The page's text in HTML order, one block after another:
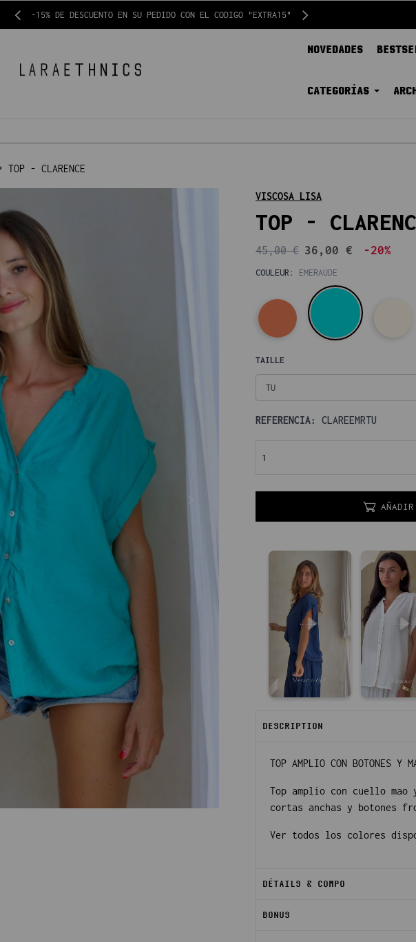
-15% DE DESCUENTO EN SU PEDIDO CON EL CODIGO "EXTRA15"
NOVEDADES
CATEGORÍAS
TOP - CLARENCE
VISCOSA LISA
TOP -
45,00 € 36,00 € -20%
COULEUR: EMERAUDE
TAILLE
TU
REFERENCIA: CLAREEMRTU
DESCRIPTION
TOP AMPLIO CON BOTONES Y
Top amplio con cuello mao
cortas anchas y botones
Ver todos los colores
DÉTAILS & COMPO
BONUS